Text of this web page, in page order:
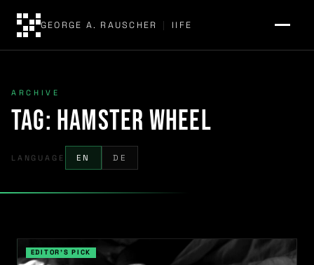
GEORGE A. RAUSCHER | IIFE
ARCHIVE
Tag: hamster wheel
LANGUAGE EN DE